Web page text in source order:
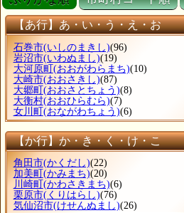
【あ行】あ・い・う・え・お
石巻市(いしのまきし)(96)
岩沼市(いわぬまし)(19)
大河原町(おおがわらまち)(10)
大崎市(おおさきし)(87)
大郷町(おおさとちょう)(8)
大衡村(おおひらむら)(7)
女川町(おながわちょう)(6)
【か行】か・き・く・け・こ
角田市(かくだし)(22)
加美町 (かみまち)(20)
川崎町 (かわさきまち)(6)
栗原市(くりはらし)(76)
気仙沼市(けせんぬまし)(26)